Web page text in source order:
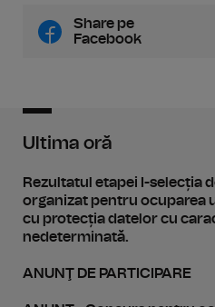
Share pe
Facebook
Ultima oră
Rezultatul etapei I-selecția
organizat pentru ocuparea
cu protecția datelor cu
nedeterminată.
ANUNŢ DE PARTICIPARE